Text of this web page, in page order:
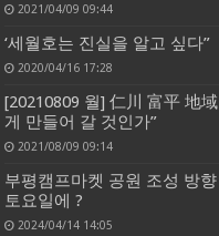
2021/04/09 09:44
‘세월호는 진실을 알고 싶다”
2020/04/16 17:28
[20210809 월] 仁川 富平 地
게 만들어 갈 것인가”
2021/08/09 09:14
부평캠프마켓 공원 조성 방
토요일에 ?
2024/04/14 14:05